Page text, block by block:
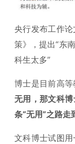
央行发布工作
策》，提出“东
科生太多”
博士是目前高等
无用，那文科
条“无用”之路走
文科博士试图